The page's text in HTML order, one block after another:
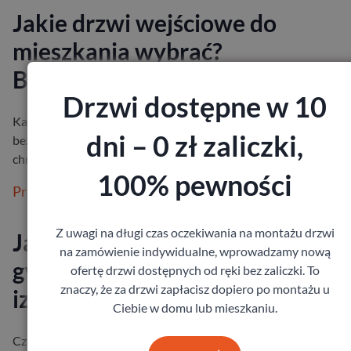
Jakie drzwi wejściowe do
mieszkania wybrać?
Bezpieczeństwo i izolacja
Każdy z nas chce czuć się we własnym mieszkaniu spokojnie i
bezpiecznie. Drzwi wejściowe odgrywają w tym ogromną rolę –
chronią przed hałase…
Przeczytaj więcej
Jaka grubość drzwi
gwarantuje bezpieczeństwo i
izolację?
Czy zdarzyło Ci się kiedyś poczuć, że od drzwi zewnętrznych
Drzwi dostępne w 10
dni – 0 zł zaliczki,
100% pewności
Z uwagi na długi czas oczekiwania na montażu drzwi
na zamówienie indywidualne, wprowadzamy nową
ofertę drzwi dostępnych od ręki bez zaliczki. To
znaczy, że za drzwi zapłacisz dopiero po montażu u
Ciebie w domu lub mieszkaniu.